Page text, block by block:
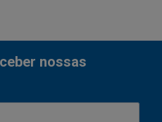
nossas